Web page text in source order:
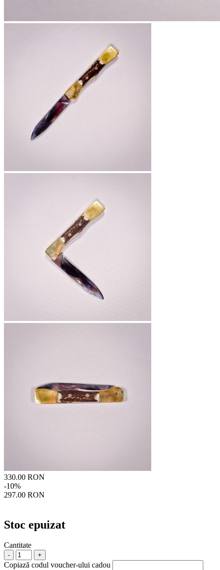
330.00 RON
-10%
297.00 RON
Stoc epuizat
Cantitate
- +
Copiază codul voucher-ului cadou